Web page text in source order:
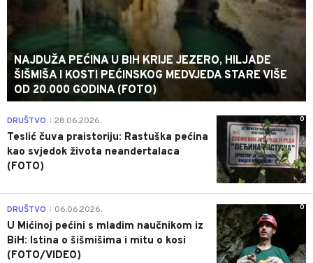
NAJDUŽA PEĆINA U BIH KRIJE JEZERO, HILJADE
ŠIŠMIŠA I KOSTI PEĆINSKOG MEDVJEDA STARE VIŠE
OD 20.000 GODINA (FOTO)
0
DRUŠTVO 28.06.2026.
Teslić čuva praistoriju: Rastuška pećina
kao svjedok života neandertalaca
(FOTO)
0
DRUŠTVO 06.06.2026.
U Mićinoj pećini s mladim naučnikom iz
BiH: Istina o šišmišima i mitu o kosi
(FOTO/VIDEO)